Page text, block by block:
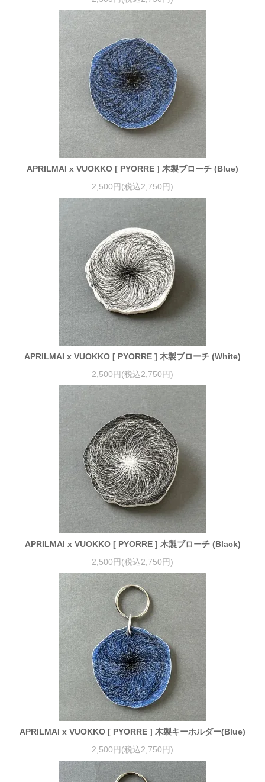
APRILMAI x VUOKKO [ PYORRE ] 木製ブローチ (Blue)
2,500円(税込2,750円)
APRILMAI x VUOKKO [ PYORRE ] 木製ブローチ (White)
2,500円(税込2,750円)
APRILMAI x VUOKKO [ PYORRE ] 木製ブローチ (Black)
2,500円(税込2,750円)
APRILMAI x VUOKKO [ PYORRE ] 木製キーホルダー(Blue)
2,500円(税込2,750円)